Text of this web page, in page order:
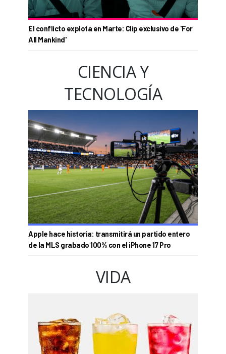
El conflicto explota en Marte: Clip exclusivo de 'For
All Mankind'
CIENCIA Y
TECNOLOGÍA
Apple hace historia: transmitirá un partido entero
de la MLS grabado 100% con el iPhone 17 Pro
VIDA